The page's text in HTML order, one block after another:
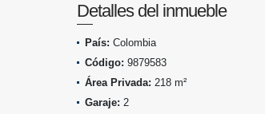
Detalles del inmueble
País: Colombia
Código: 9879583
Área Privada: 218 m²
Garaje: 2